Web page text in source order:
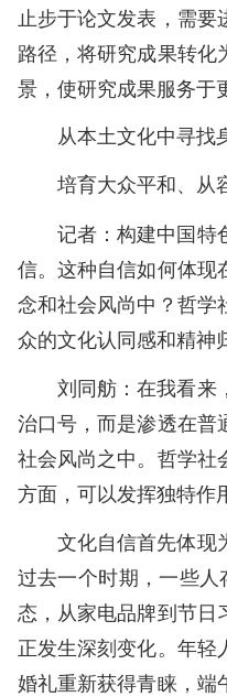
止步于论文发表，需
路径，将研究成果转化
景，使研究成果服务于
从本土文化中寻找
培育大众平和、从
记者：构建中国特
信。这种自信如何体现
念和社会风尚中？哲学
众的文化认同感和精神
刘同舫：在我看来
治口号，而是渗透在普
社会风尚之中。哲学社
方面，可以发挥独特作
文化自信首先体现
过去一个时期，一些人
态，从家电品牌到节
正发生深刻变化。年
婚礼重新获得青睐，端